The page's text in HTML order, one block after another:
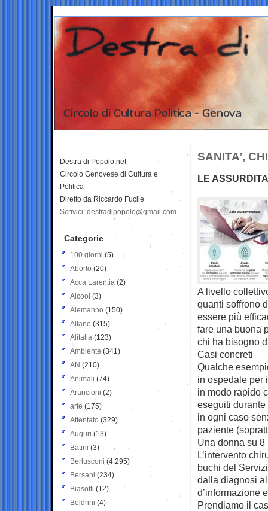
SANITA’,
LE
A livello
quanti soffrono
essere più
fare una buona
chi ha bisogno
Casi concreti
Qualche
in ospedale per
in modo rapido
eseguiti
in ogni caso
paziente
Una donna su
L’intervento
buchi del
dalla diagnosi
d’informazione
Prendiamo il
Destra di Popolo.net
Circolo Genovese di Cultura e
Politica
Diretto da Riccardo Fucile
Scrivici: destradipopolo@gmail.com
Categorie
100 giorni (5)
Aborto (20)
Acca Larentia (2)
Alcool (3)
Alemanno (150)
Alfano (315)
Alitalia (123)
Ambiente (341)
AN (210)
Animali (74)
Arancioni (2)
arte (175)
Attentato (329)
Auguri (13)
Batini (3)
Berlusconi (4.295)
Bersani (234)
Biasotti (12)
Boldrini (4)